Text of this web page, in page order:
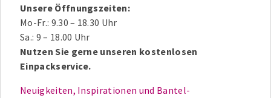
Unsere Öffnungszeiten:
Mo-Fr.: 9.30 – 18.30 Uhr
Sa.: 9 – 18.00 Uhr
Nutzen Sie gerne unseren kostenlosen
Einpackservice.
Neuigkeiten, Inspirationen und Bantel-